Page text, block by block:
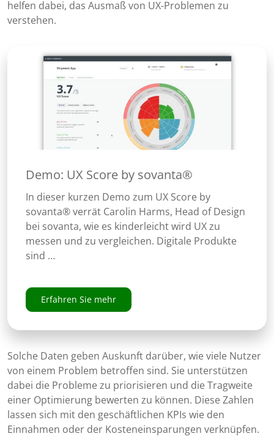
helfen dabei, das Ausmaß von UX-Problemen zu
verstehen.
Demo: UX Score by sovanta®
In dieser kurzen Demo zum UX Score by
sovanta® verrät Carolin Harms, Head of Design
bei sovanta, wie es kinderleicht wird UX zu
messen und zu vergleichen. Digitale Produkte
sind …
Erfahren Sie mehr
Solche Daten geben Auskunft darüber, wie viele Nutzer
von einem Problem betroffen sind. Sie unterstützen
dabei die Probleme zu priorisieren und die Tragweite
einer Optimierung bewerten zu können. Diese Zahlen
lassen sich mit den geschäftlichen KPIs wie den
Einnahmen oder der Kosteneinsparungen verknüpfen.